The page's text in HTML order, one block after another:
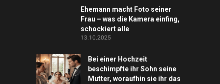
Ehemann macht Foto seiner
Frau – was die Kamera einfing,
schockiert alle
13.10.2025
Bei einer Hochzeit
beschimpfte ihr Sohn seine
Mutter, woraufhin sie ihr das